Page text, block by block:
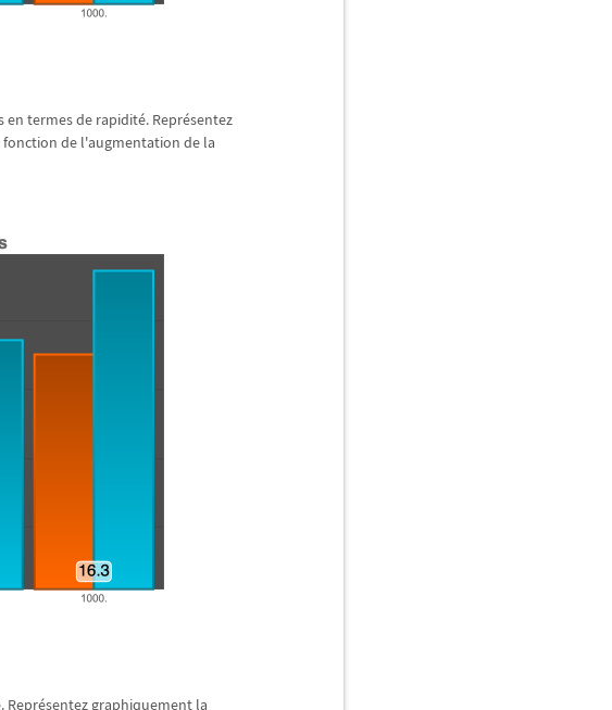
en termes de rapidité. Représentez
fonction de l'augmentation de la
. Représentez graphiquement la